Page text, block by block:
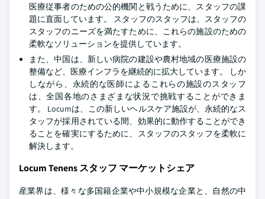
医療従事者のための公的機関と戦うために、スタッフの課
題に直面しています。 スタッフのスタッフは、スタッフの
スタッフのニーズを満たすために、これらの施設のための
柔軟なソリューションを提供しています。
また、中国は、新しい病院の建設や農村地域の医療施設の
整備など、医療インフラを継続的に拡大しています。 しか
しながら、永続的な医師によるこれらの施設のスタッフ
は、全国各地のさまざまな状況で挑戦することができま
す。 Locumは、この新しいヘルスケア施設が、永続的なス
タッフが採用されている間、効果的に動作することができ
ることを確実にするために、スタッフのスタッフを柔軟に
解決します。
Locum Tenens スタッフ マーケットシェア
産業界は、様々な多国籍企業や中小規模な企業と、自然の中